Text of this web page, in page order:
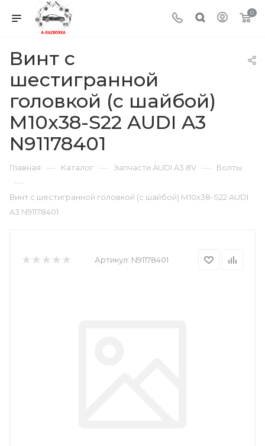
0
Винт с
шестигранной
головкой (с шайбой)
М10х38-S22 AUDI A3
N91178401
Главная — Каталог — Запчасти AUDI A3 8V — Болты
—
Винт с шестигранной головкой (с шайбой) М10х38-S22 AUDI
A3 N91178401
Артикул: N91178401